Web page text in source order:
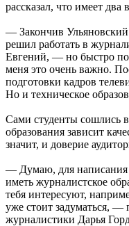
рассказал, что имеет
— Закончив Ульяновский
решил работать в
Евгений, — но быстро
меня это очень важно.
подготовки кадров
Но и техническое
Сами студенты сошлись
образования зависит
значит, и доверие
— Думаю, для написания
иметь журналистское
тебя интересуют,
уже стоит задуматься, —
журналистики Дарья